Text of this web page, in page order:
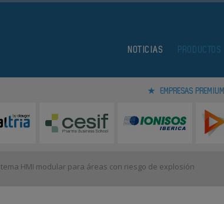
NOTICIAS PRODUCTOS
EMPRESAS PREMIUM
HMI modular para áreas con riesgo de explosión